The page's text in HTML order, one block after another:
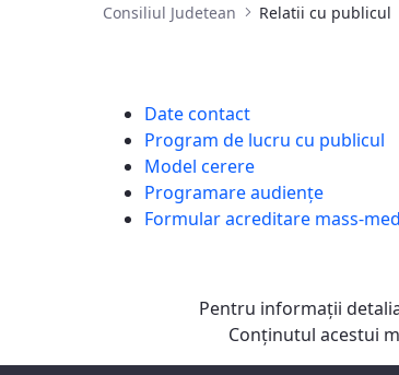
Consiliul Judetean Relatii cu publicul
Date contact
Program de lucru cu publicul
Model cerere
Programare audiențe
Formular acreditare mass-
Pentru informaţii
Conţinutul acestui